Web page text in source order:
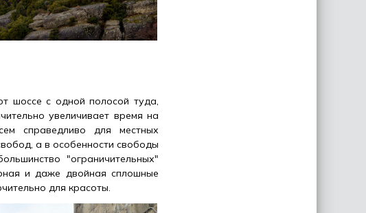
шоссе с одной полосой туда,
увеличивает время на
справедливо для местных
а в особенности свободы
"ограничительных"
и даже двойная сплошные
для красоты.